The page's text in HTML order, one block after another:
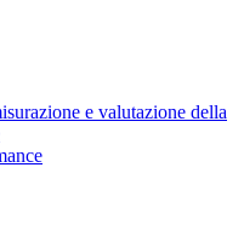
e valutazione della